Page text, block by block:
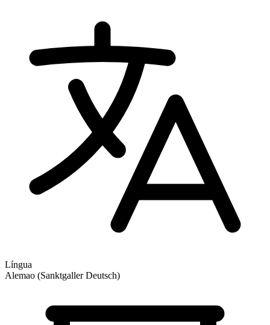
Língua
Alemao (Sanktgaller Deutsch)